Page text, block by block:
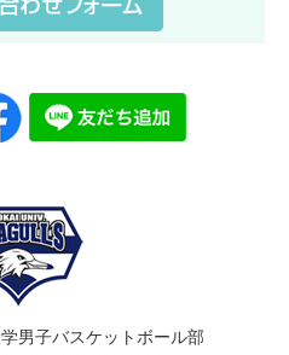
男子バスケットボール部